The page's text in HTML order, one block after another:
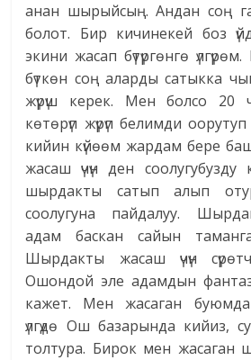
анан шырыйсың. Андан соң
болот. Бир кичинекей боз
экини жасап бүтүргөнгө
бүткөн соң аларды сатыкка
жүрүш керек. Мен болсо 20
көтөрүп жүрүп белимди
кийин күйөөм жардам бере
жасаш үчүн ден соолугубузду
шырдакты сатып алып
соолугуна пайдалуу.
адам баскан сайын
Шырдакты жасаш үчүн
Ошондой эле адамдын
кажет. Мен жасаган
үлгүдө Ош базарында кийиз,
толтура. Бирок мен жасаган